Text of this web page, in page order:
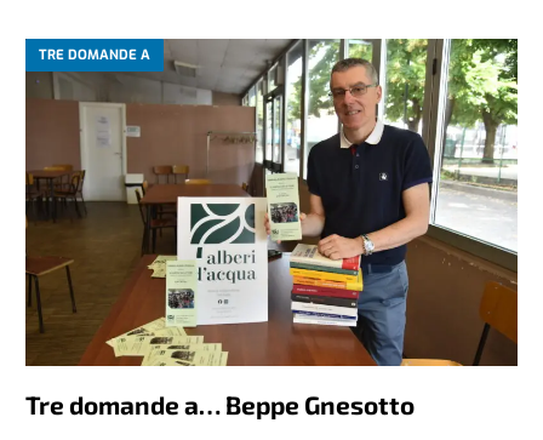
TRE DOMANDE A
Tre domande a… Beppe Gnesotto